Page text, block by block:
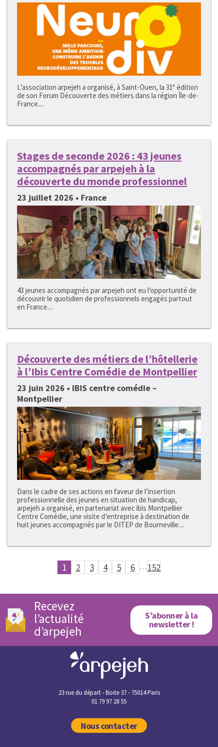
L’association arpejeh a organisé, à Saint-Ouen, la 31ᵉ édition
de son Forum Découverte des métiers dans la région Île-de-
France....
Stages de seconde 2026 : 43 jeunes
accompagnés par arpejeh à la
découverte du monde professionnel
23 juillet 2026 • France
43 jeunes accompagnés par arpejeh ont eu l’opportunité de
découvrir le quotidien de professionnels engagés partout
en France....
Découverte des métiers de l’hôtellerie
à l’Ibis Centre Comédie de Montpellier
23 juin 2026 • IBIS centre comédie –
Montpellier
Dans le cadre de ses actions en faveur de l’insertion
professionnelle des jeunes en situation de handicap,
arpejeh a organisé, en partenariat avec ibis Montpellier
Centre Comédie, une visite d’entreprise à destination de
huit jeunes accompagnés par le DITEP de Bourneville....
1 2 3 4 5 6 …152
Recevez
l’actualité
d’arpejeh
S’abonner à la
newsletter !
23 rue du départ - Boite 37 - 75014 Paris
01 79 97 28 55
Nous contacter